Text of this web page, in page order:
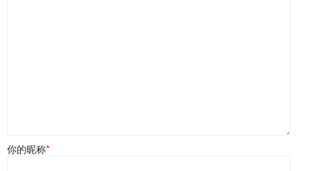
你的昵称*